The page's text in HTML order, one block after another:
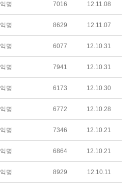
익명 7016 12.11.08
익명 8629 12.11.07
익명 6077 12.10.31
익명 7941 12.10.31
익명 6173 12.10.30
익명 6772 12.10.28
익명 7346 12.10.21
익명 6864 12.10.21
익명 8929 12.10.11